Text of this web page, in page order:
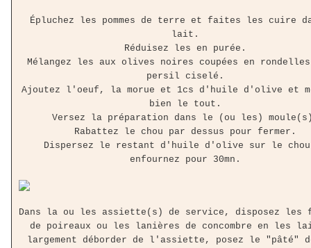
Épluchez les pommes de terre et faites les cuire
lait.
Réduisez les en purée.
Mélangez les aux olives noires coupées en
persil ciselé.
Ajoutez l'oeuf, la morue et 1cs d'huile d'olive et
bien le tout.
Versez la préparation dans le (ou les)
Rabattez le chou par dessus pour fermer.
Dispersez le restant d'huile d'olive sur le
enfournez pour 30mn.
Dans la ou les assiette(s) de service, disposez les
de poireaux ou les lanières de concombre en les
largement déborder de l'assiette, posez le "pâté"